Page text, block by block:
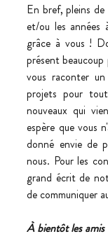
En bref, pleins
et/ou les
grâce à vous !
présent
vous raconter
projets pour
nouveaux qui
espère que vous
donné envie de
nous. Pour les
grand écrit de
de communiquer
À bientôt les